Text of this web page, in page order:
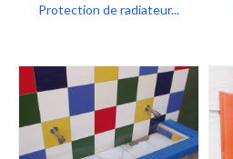
Protection de radiateur...